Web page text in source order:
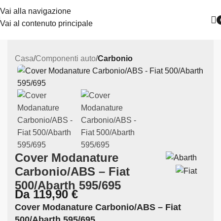
Vai alla navigazione
Vai al contenuto principale
Casa Componenti auto Carbonio
Cover Modanature
Carbonio/ABS – Fiat
500/Abarth 595/695
Da 119,90 €
Cover Modanature Carbonio/ABS – Fiat